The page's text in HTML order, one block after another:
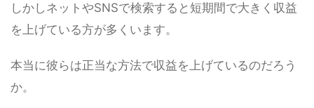
しかしネットやSNSで検索すると短期間で大きく収益
を上げている方が多くいます。
本当に彼らは正当な方法で収益を上げているのだろう
か。